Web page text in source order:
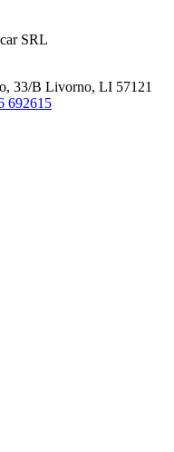
SRL
33/B Livorno, LI 57121
692615